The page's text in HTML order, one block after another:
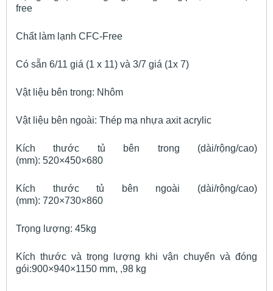
free
Chất làm lạnh CFC-Free
Có sẵn 6/11 giá (1 x 11) và 3/7 giá (1x 7)
Vật liệu bên trong: Nhôm
Vật liệu bên ngoài: Thép mạ nhựa axit acrylic
Kích thước tủ bên trong (dài/rộng/cao)
(mm): 520×450×680
Kích thước tủ bên ngoài (dài/rộng/cao)
(mm): 720×730×860
Trọng lượng: 45kg
Kích thước và trọng lượng khi vận chuyển và đóng
gói:900×940×1150 mm, ,98 kg